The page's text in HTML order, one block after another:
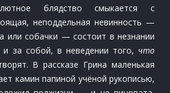
блядство смыкается с
неподдельная невинность —
или собачки — состоит в незнании
за собой, в неведении того, что
В рассказе Грина маленькая
камин папиной учёной рукописью,